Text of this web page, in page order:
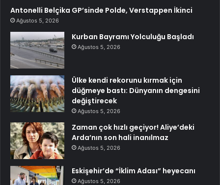
Antonelli Belçika GP’sinde Polde, Verstappen İkinci
Ağustos 5, 2026
Kurban Bayramı Yolculuğu Başladı
Ağustos 5, 2026
Ülke kendi rekorunu kırmak için
düğmeye bastı: Dünyanın dengesini
değiştirecek
Ağustos 5, 2026
Zaman çok hızlı geçiyor! Aliye’deki
Arda’nın son hali inanılmaz
Ağustos 5, 2026
Eskişehir’de “İklim Adası” heyecanı
Ağustos 5, 2026